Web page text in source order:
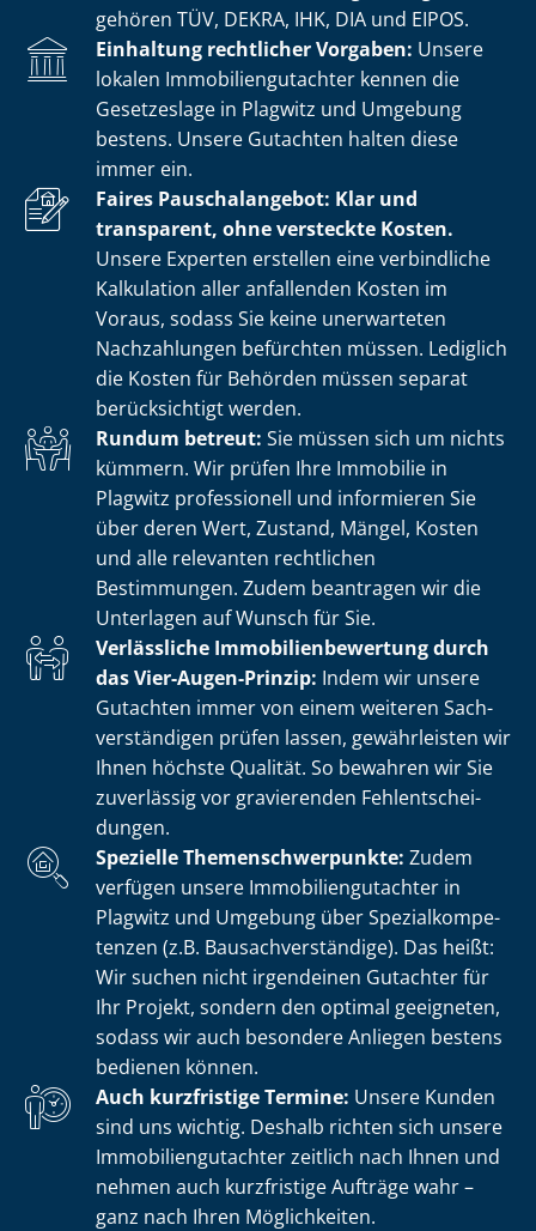
gehören TÜV, DEKRA, IHK, DIA und EIPOS.
Einhaltung rechtlicher Vorgaben: Unsere
lokalen Im­mo­bi­li­en­gut­ach­ter kennen die
Gesetzeslage in Plagwitz und Umgebung
bestens. Unsere Gutachten halten diese
immer ein.
Faires Pauschalangebot: Klar und
transparent, ohne versteckte Kosten.
Unsere Experten erstellen eine verbindliche
Kalkulation aller anfallenden Kosten im
Voraus, sodass Sie keine unerwarteten
Nachzahlungen befürchten müssen. Lediglich
die Kosten für Behörden müssen separat
berücksichtigt werden.
Rundum betreut: Sie müssen sich um nichts
kümmern. Wir prüfen Ihre Immobilie in
Plagwitz professionell und informieren Sie
über deren Wert, Zustand, Mängel, Kosten
und alle relevanten rechtlichen
Bestimmungen. Zudem beantragen wir die
Unterlagen auf Wunsch für Sie.
Verlässliche Im­mo­bi­li­en­be­wer­tung durch
das Vier-Augen-Prinzip: Indem wir unsere
Gutachten immer von einem weiteren Sach­
ver­stän­di­gen prüfen lassen, gewährleisten wir
Ihnen höchste Qualität. So bewahren wir Sie
zuverlässig vor gravierenden Fehl­ent­schei­
dun­gen.
Spezielle The­men­schwer­punk­te: Zudem
verfügen unsere Im­mo­bi­li­en­gut­ach­ter in
Plagwitz und Umgebung über Spe­zi­al­kom­pe­
ten­zen (z.B. Bau­sach­ver­stän­di­ge). Das heißt:
Wir suchen nicht irgendeinen Gutachter für
Ihr Projekt, sondern den optimal geeigneten,
sodass wir auch besondere Anliegen bestens
bedienen können.
Auch kurzfristige Termine: Unsere Kunden
sind uns wichtig. Deshalb richten sich unsere
Im­mo­bi­li­en­gut­ach­ter zeitlich nach Ihnen und
nehmen auch kurzfristige Aufträge wahr –
ganz nach Ihren Möglichkeiten.